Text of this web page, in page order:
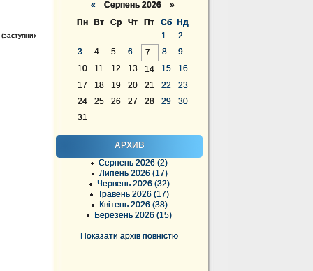
« Серпень 2026 »
Пн
Вт Ср Чт Пт Сб
Нд
1
2
3
4 5 6 7 8
9
10
11 12 13 14 15
16
17
18 19 20 21 22
23
24
25 26 27 28 29
30
31
АРХИВ
Серпень 2026 (2)
Липень 2026 (17)
Червень 2026 (32)
Травень 2026 (17)
Квітень 2026 (38)
Березень 2026 (15)
Показати архів повністю